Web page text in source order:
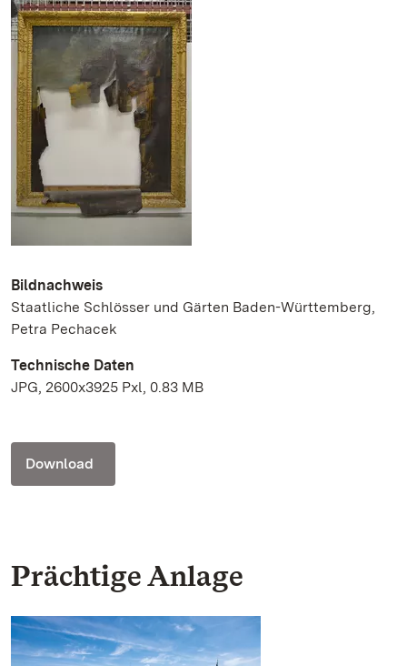
Bildnachweis
Staatliche Schlösser und Gärten Baden-Württemberg,
Petra Pechacek
Technische Daten
JPG, 2600x3925 Pxl, 0.83 MB
Download
Prächtige Anlage